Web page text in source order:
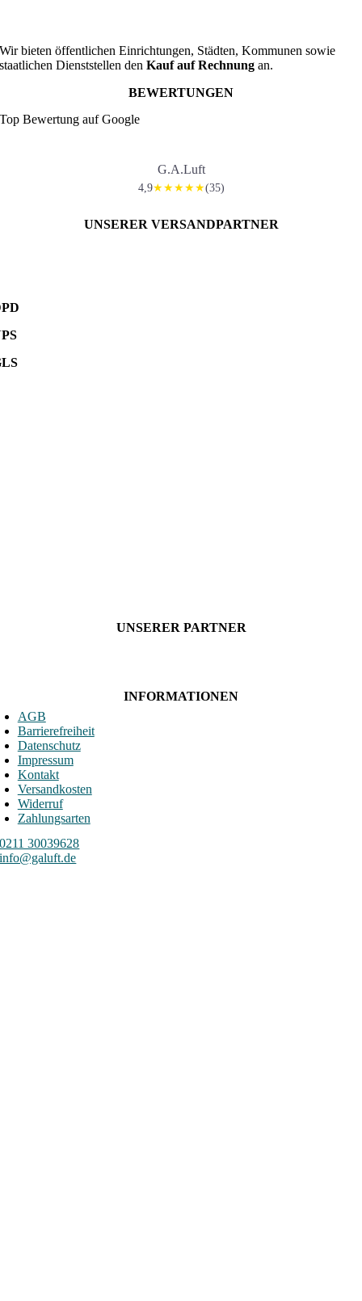
Wir bieten öffentlichen Einrichtungen, Städten, Kommunen sowie
staatlichen Dienststellen denKauf auf Rechnung an.
BEWERTUNGEN
Top Bewertung auf Google
G.A.Luft
4,9★★★★★(35)
UNSERER VERSANDPARTNER
UNSERER PARTNER
INFORMATIONEN
AGB
Barrierefreiheit
Datenschutz
Impressum
Kontakt
Versandkosten
Widerruf
Zahlungsarten
0211 30039628
info@galuft.de